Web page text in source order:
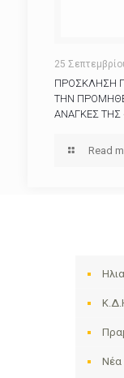
25
ΠΡΟΣΚΛΗΣΗ
ΤΗΝ
ΑΝΑΓΚΕΣ ΤΗΣ
Read
Νέα